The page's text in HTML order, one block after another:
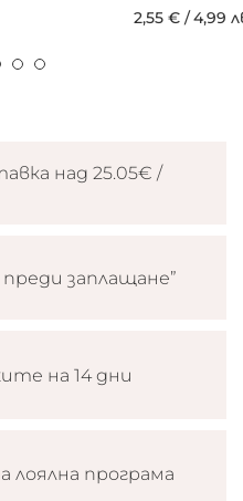
2,55 € /4,99
над 25.05€ /
заплащане”
на 14 дни
програма